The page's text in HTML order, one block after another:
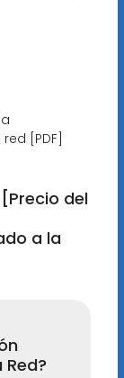
[PDF]
del
a la